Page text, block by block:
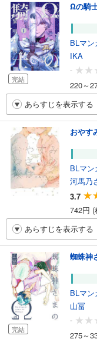
完結
Ωの騎
BLマン
IKA
-
220～
あらすじを表示する
おやす
BLマン
河馬乃
3.7
742円 (
あらすじを表示する
完結
蜘蛛神
BLマン
山冨
-
275～